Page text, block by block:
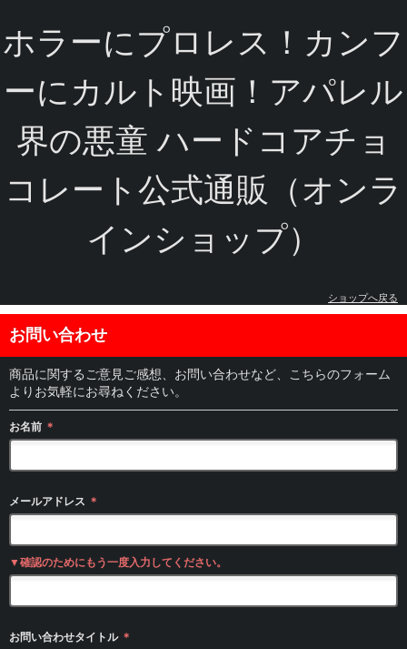
ホラーにプロレス！カンフ
ーにカルト映画！アパレル
界の悪童 ハードコアチョ
コレート公式通販（オンラ
インショップ）
ショップへ戻る
お問い合わせ
商品に関するご意見ご感想、お問い合わせなど、こちらのフォーム
よりお気軽にお尋ねください。
お名前 ＊
メールアドレス ＊
▼確認のためにもう一度入力してください。
お問い合わせタイトル ＊